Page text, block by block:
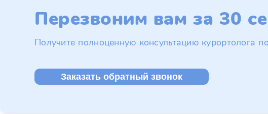
Перезвоним вам за 30
Получите полноценную консультацию курортолога
Заказать обратный звонок